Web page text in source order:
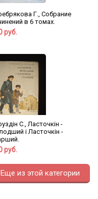
Г., Собрание
в 6 томах.
руб.
C., Ласточкiн -
i Ласточкiн -
руб.
Еще из этой категории